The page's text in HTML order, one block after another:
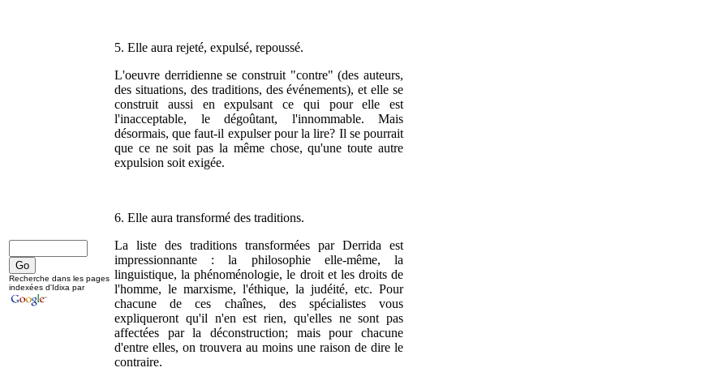
5. Elle aura rejeté, expulsé, repoussé.
L'oeuvre derridienne se construit "contre" (des auteurs,
des situations, des traditions, des événements), et elle se
construit aussi en expulsant ce qui pour elle est
l'inacceptable, le dégoûtant, l'innommable. Mais
désormais, que faut-il expulser pour la lire? Il se pourrait
que ce ne soit pas la même chose, qu'une toute autre
expulsion soit exigée.
6. Elle aura transformé des traditions.
La liste des traditions transformées par Derrida est
impressionnante : la philosophie elle-même, la
linguistique, la phénoménologie, le droit et les droits de
l'homme, le marxisme, l'éthique, la judéité, etc. Pour
chacune de ces chaînes, des spécialistes vous
expliqueront qu'il n'en est rien, qu'elles ne sont pas
affectées par la déconstruction; mais pour chacune
d'entre elles, on trouvera au moins une raison de dire le
contraire.
Recherche dans les pages
indexées d'Idixa par